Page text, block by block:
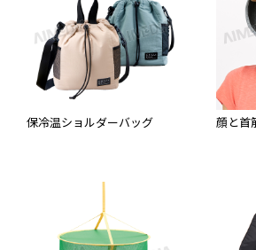
保冷温ショルダーバッグ 顔と首